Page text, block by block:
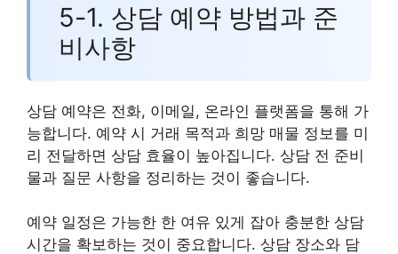
5-1. 상담 예약 방법과 준
비사항
상담 예약은 전화, 이메일, 온라인 플랫폼을 통해 가
능합니다. 예약 시 거래 목적과 희망 매물 정보를 미
리 전달하면 상담 효율이 높아집니다. 상담 전 준비
물과 질문 사항을 정리하는 것이 좋습니다.
예약 일정은 가능한 한 여유 있게 잡아 충분한 상담
시간을 확보하는 것이 중요합니다. 상담 장소와 담